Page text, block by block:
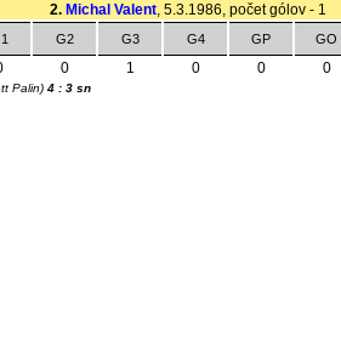
2. Michal Valent, 5.3.1986, počet gólov - 1
G2 G3 G4 GP GO
0 1 0 0 0
Palin) 4 : 3 sn